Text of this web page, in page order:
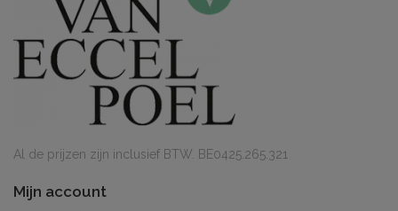
Al de prijzen zijn inclusief BTW. BE0425.265.321
Mijn account